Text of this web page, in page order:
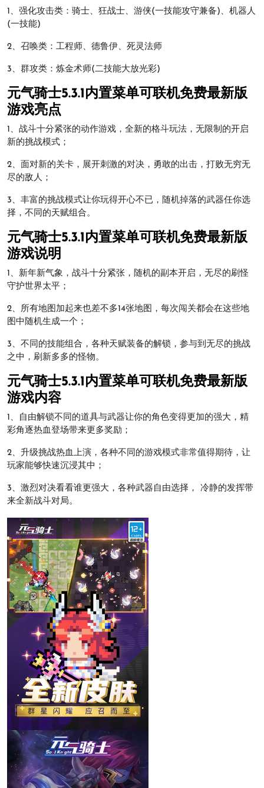
1、强化攻击类：骑士、狂战士、游侠(一技能攻守兼备)、机器人
(一技能)
2、召唤类：工程师、德鲁伊、死灵法师
3、群攻类：炼金术师(二技能大放光彩)
元气骑士5.3.1内置菜单可联机免费最新版
游戏亮点
1、战斗十分紧张的动作游戏，全新的格斗玩法，无限制的开启
新的挑战模式；
2、面对新的关卡，展开刺激的对决，勇敢的出击，打败无穷无
尽的敌人；
3、丰富的挑战模式让你玩得开心不已，随机掉落的武器任你选
择，不同的天赋组合。
元气骑士5.3.1内置菜单可联机免费最新版
游戏说明
1、新年新气象，战斗十分紧张，随机的副本开启，无尽的刷怪
守护世界太平；
2、所有地图加起来也差不多14张地图，每次闯关都会在这些地
图中随机生成一个；
3、不同的技能组合，各种天赋装备的解锁，参与到无尽的挑战
之中，刷新多多的怪物。
元气骑士5.3.1内置菜单可联机免费最新版
游戏内容
1、自由解锁不同的道具与武器让你的角色变得更加的强大，精
彩角逐热血登场带来更多奖励；
2、升级挑战热血上演，各种不同的游戏模式非常值得期待，让
玩家能够快速沉浸其中；
3、激烈对决看看谁更强大，各种武器自由选择， 冷静的发挥带
来全新战斗对局。